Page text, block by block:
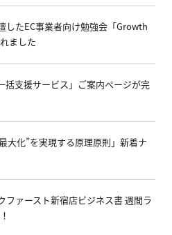
したEC事業者向け勉強会「Growth
ました
括支援サービス」ご案内ページが完
大化”を実現する原理原則」新着ナ
ファースト新宿店ビジネス書 週間ラ